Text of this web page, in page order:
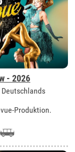
- 2026
Produktion.